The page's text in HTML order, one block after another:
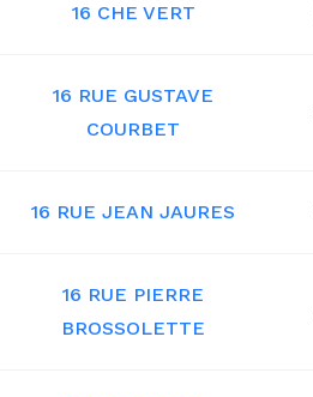
16 CHE VERT
16 RUE GUSTAVE
COURBET
16 RUE JEAN JAURES
16 RUE PIERRE
BROSSOLETTE